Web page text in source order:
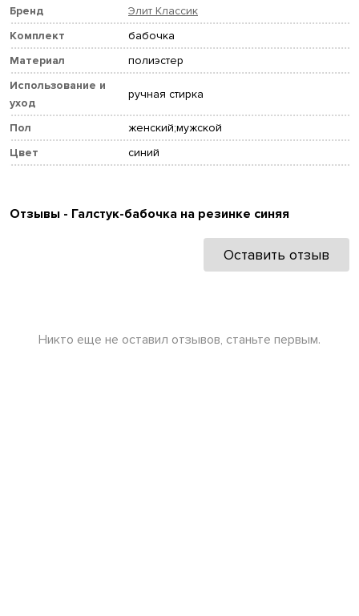
Бренд
Элит Классик
Комплект
бабочка
Материал
полиэстер
Использование и
уход
ручная стирка
Пол
женский;мужской
Цвет
синий
Отзывы - Галстук-бабочка на резинке синяя
Оставить отзыв
Никто еще не оставил отзывов, станьте первым.